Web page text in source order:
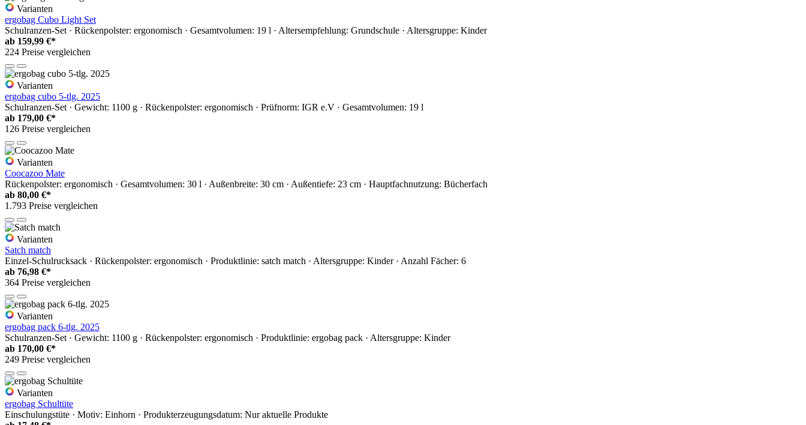
Varianten
ergobag Cubo Light Set
Schulranzen-Set · Rückenpolster: ergonomisch · Gesamtvolumen: 19 l · Altersempfehlung: Grundschule · Altersgruppe: Kinder
ab 159,99 €*
224 Preise vergleichen
Varianten
ergobag cubo 5-tlg. 2025
Schulranzen-Set · Gewicht: 1100 g · Rückenpolster: ergonomisch · Prüfnorm: IGR e.V · Gesamtvolumen: 19 l
ab 179,00 €*
126 Preise vergleichen
Varianten
Coocazoo Mate
Rückenpolster: ergonomisch · Gesamtvolumen: 30 l · Außenbreite: 30 cm · Außentiefe: 23 cm · Hauptfachnutzung: Bücherfach
ab 80,00 €*
1.793 Preise vergleichen
Varianten
Satch match
Einzel-Schulrucksack · Rückenpolster: ergonomisch · Produktlinie: satch match · Altersgruppe: Kinder · Anzahl Fächer: 6
ab 76,98 €*
364 Preise vergleichen
Varianten
ergobag pack 6-tlg. 2025
Schulranzen-Set · Gewicht: 1100 g · Rückenpolster: ergonomisch · Produktlinie: ergobag pack · Altersgruppe: Kinder
ab 170,00 €*
249 Preise vergleichen
Varianten
ergobag Schultüte
Einschulungstüte · Motiv: Einhorn · Produkterzeugungsdatum: Nur aktuelle Produkte